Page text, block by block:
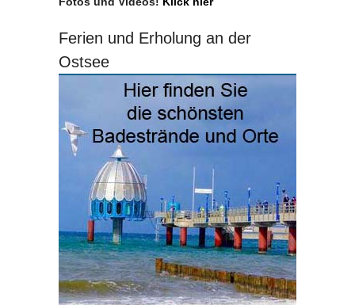
Ferien und Erholung an der
Ostsee